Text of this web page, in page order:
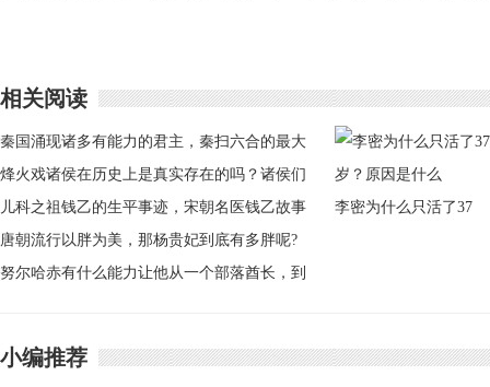
相关阅读
秦国涌现诸多有能力的君主，秦扫六合的最大
功劳者是谁？
烽火戏诸侯在历史上是真实存在的吗？诸侯们
为什么不救周幽王
儿科之祖钱乙的生平事迹，宋朝名医钱乙故事
简介
唐朝流行以胖为美，那杨贵妃到底有多胖呢?
努尔哈赤有什么能力让他从一个部落酋长，到
李密为什么只活了37
小编推荐